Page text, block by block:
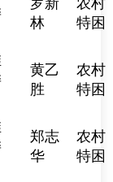
罗新
林
农村
特困
黄乙
胜
农村
特困
郑志
华
农村
特困